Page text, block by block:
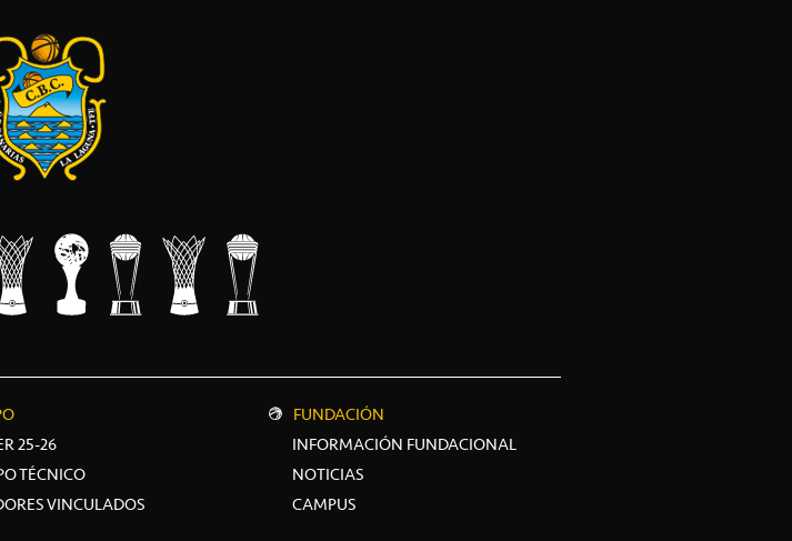
25-26
TÉCNICO
VINCULADOS
FUNDACIÓN
INFORMACIÓN FUNDACIONAL
NOTICIAS
CAMPUS